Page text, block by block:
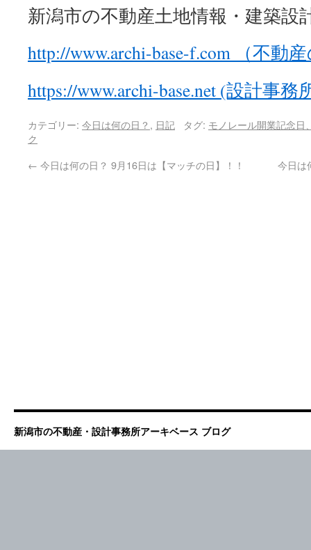
新潟市の不動産土地情報・建築設
http://www.archi-base-f.com （不動
https://www.archi-base.net (設計事
カテゴリー: 今日は何の日？ , 日記 タグ: モノレール開業記念日
ク
← 今日は何の日？ 9月16日は【マッチの日】！！ 今日は
新潟市の不動産・設計事務所アーキベース ブログ